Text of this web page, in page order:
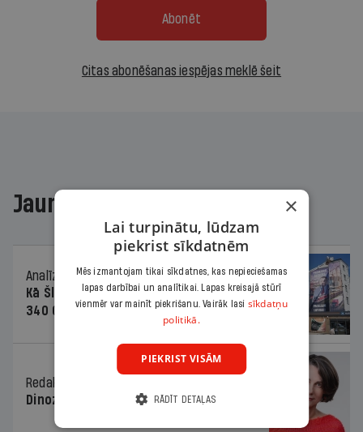
Abonēt
Citas abonēšanas iespējas meklē šeit
Jaunākajā žurnālā
Analīze
06.08.2026.
Kā Šlesera partija palika nesodīta par
340 000 vērtu reklāmas kampaņu
Redaktores sleja
Dinozaura triks
×
Lai turpinātu, lūdzam
piekrist sīkdatnēm
Mēs izmantojam tikai sīkdatnes, kas nepieciešamas
lapas darbībai un analītikai. Lapas kreisajā stūrī
vienmēr var mainīt piekrišanu. Vairāk lasi sīkdatņu
politikā.
PIEKRIST VISĀM
RĀDĪT DETAĻAS